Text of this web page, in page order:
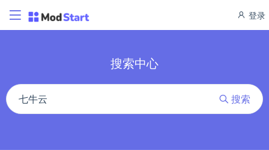
登录
搜索中心
搜索